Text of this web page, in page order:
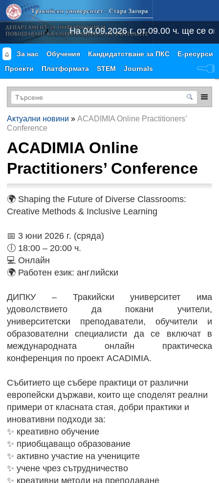
На 04.09.2026 г. от 09.00 ч. ще се
⌂ За нас Обучения Кандидатстване за ПКС
Е-ресурси
Проекти
Платформата STEM Journals
Актуални новини » ACADIMIA Online Practitioners’
Conference
ACADIMIA Online
Practitioners’ Conference
🌍 Shaping the Future of Diverse Classrooms:
Creative Methods & Inclusive Learning
📅 3 юни 2026 г. (сряда)
🕕 18:00 – 20:00 ч.
💻 Онлайн
🌍 Работен език: английски
ДИПКУ – Тракийски университет има
удоволствието да покани учители,
университетски преподаватели, обучители и
образователни специалисти да се включат в
международната онлайн практическа
конференция по проект ACADIMIA.
Събитието ще събере практици от различни
европейски държави, които ще споделят реални
примери от класната стая, добри практики и
иновативни подходи за:
✨ креативно обучение
✨ приобщаващо образование
✨ активно участие на учениците
✨ учене чрез сътрудничество
✨ креативни методи на преподаване